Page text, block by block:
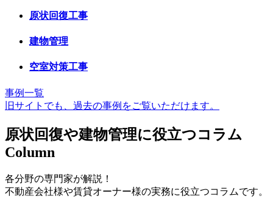
原状回復工事
建物管理
空室対策工事
事例一覧
旧サイトでも、過去の事例をご覧いただけます。
原状回復や建物管理に役立つコラム
Column
各分野の専門家が解説！
不動産会社様や賃貸オーナー様の実務に役立つコラムです。